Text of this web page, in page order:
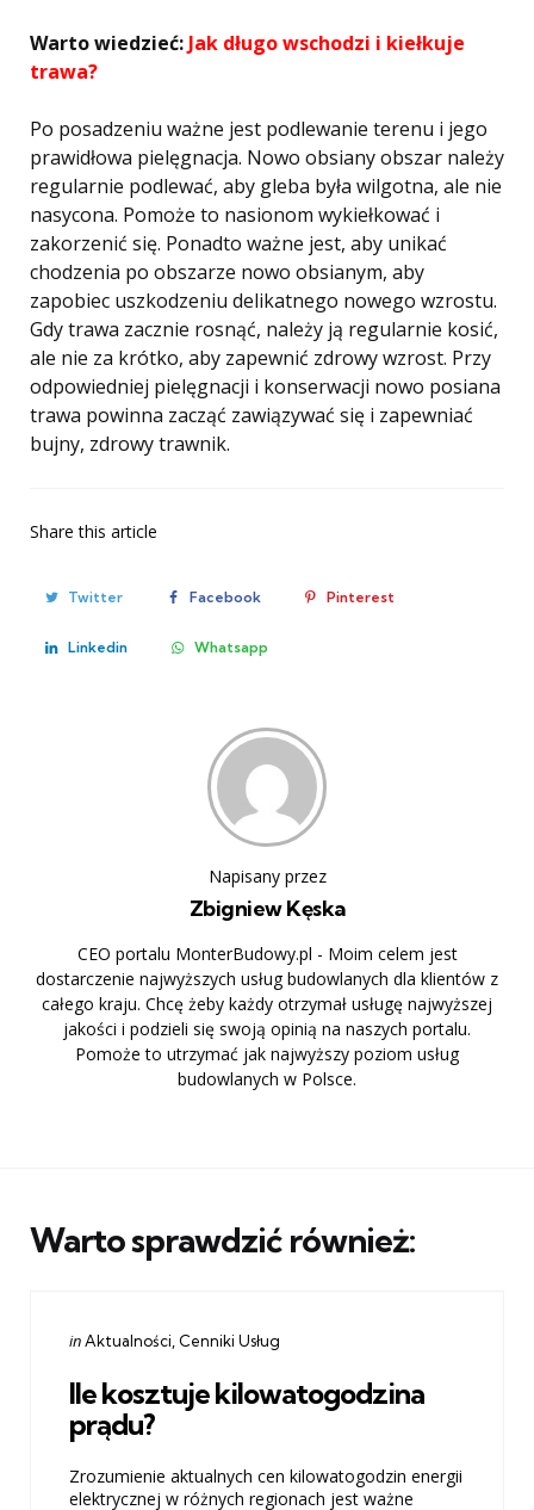
Warto wiedzieć: Jak długo wschodzi i kiełkuje
trawa?
Po posadzeniu ważne jest podlewanie terenu i jego
prawidłowa pielęgnacja. Nowo obsiany obszar należy
regularnie podlewać, aby gleba była wilgotna, ale nie
nasycona. Pomoże to nasionom wykiełkować i
zakorzenić się. Ponadto ważne jest, aby unikać
chodzenia po obszarze nowo obsianym, aby
zapobiec uszkodzeniu delikatnego nowego wzrostu.
Gdy trawa zacznie rosnąć, należy ją regularnie kosić,
ale nie za krótko, aby zapewnić zdrowy wzrost. Przy
odpowiedniej pielęgnacji i konserwacji nowo posiana
trawa powinna zacząć zawiązywać się i zapewniać
bujny, zdrowy trawnik.
Share this article
Twitter Facebook Pinterest
Linkedin Whatsapp
Napisany przez
Zbigniew Kęska
CEO portalu MonterBudowy.pl - Moim celem jest
dostarczenie najwyższych usług budowlanych dla klientów z
całego kraju. Chcę żeby każdy otrzymał usługę najwyższej
jakości i podzieli się swoją opinią na naszych portalu.
Pomoże to utrzymać jak najwyższy poziom usług
budowlanych w Polsce.
Warto sprawdzić również:
Categories
Posted
inAktualności Cenniki Usług
Ile kosztuje kilowatogodzina
prądu?
Zrozumienie aktualnych cen kilowatogodzin energii
elektrycznej w różnych regionach jest ważne